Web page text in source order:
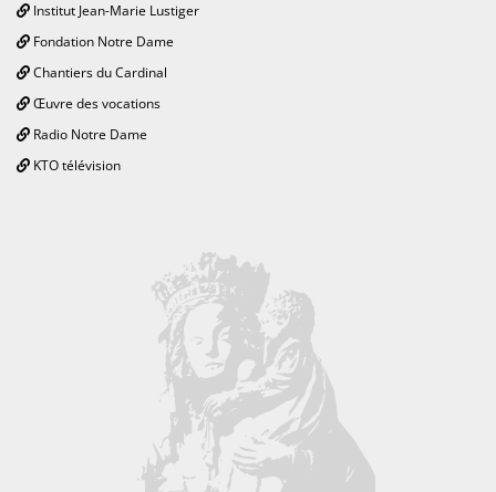
Institut Jean-Marie Lustiger
Fondation Notre Dame
Chantiers du Cardinal
Œuvre des vocations
Radio Notre Dame
KTO télévision